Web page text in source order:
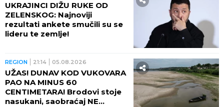
UKRAJINCI DIŽU RUKE OD
ZELENSKOG: Najnoviji
rezultati ankete smučili su se
lideru te zemlje!
REGION 21:14 05.08.2026
UŽAS! DUNAV KOD VUKOVARA
PAO NA MINUS 60
CENTIMETARA! Brodovi stoje
nasukani, saobraćaj NE